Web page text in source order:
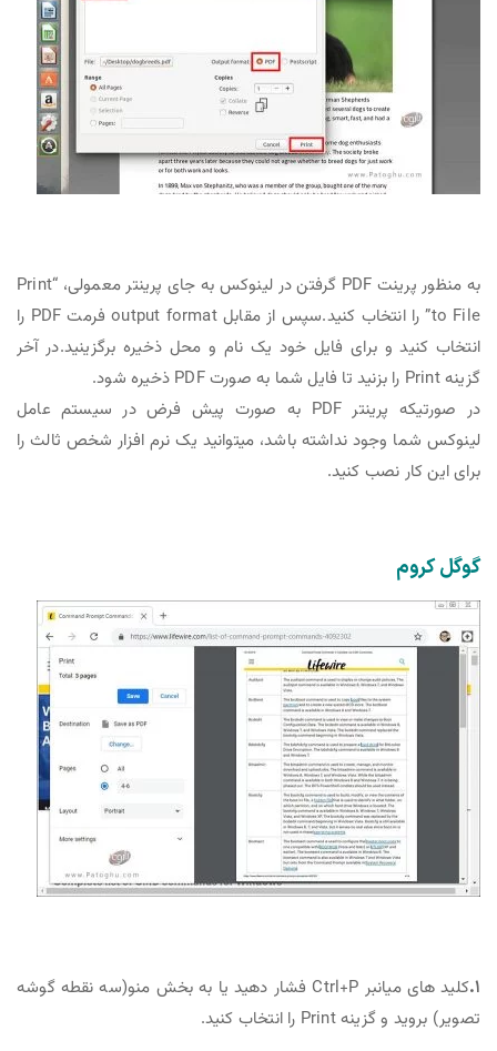
به منظور پرینت PDF گرفتن در لینوکس به جای پرینتر معمولی، “Print
to File” را انتخاب کنید.سپس از مقابل output format فرمت PDF را
انتخاب کنید و برای فایل خود یک نام و محل ذخیره برگزینید.در آخر
گزینه Print را بزنید تا فایل شما به صورت PDF ذخیره شود.
در صورتیکه پرینتر PDF به صورت پیش فرض در سیستم عامل
لینوکس شما وجود نداشته باشد، میتوانید یک نرم افزار شخص ثالث را
برای این کار نصب کنید.
گوگل کروم
۱.
کلید های میانبر Ctrl+P فشار دهید یا به بخش منو(سه نقطه گوشه
تصویر) بروید و گزینه Print را انتخاب کنید.